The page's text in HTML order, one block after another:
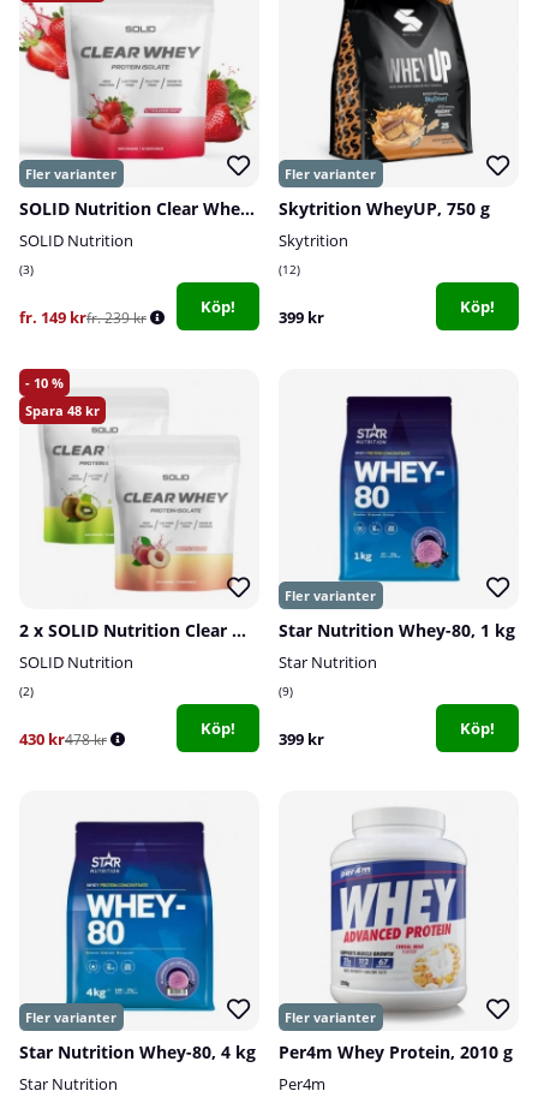
SOLID Nutrition Clear Whey, 300 g
SOLID Nutrition
3
fr. 149 krfr. 239 kr
Köp!
Skytrition WheyUP, 750 g
Skytrition
12
399 kr Köp!
10
48
2 x SOLID Nutrition Clear Whey, 300 g
SOLID Nutrition
2
430 kr478 kr
Köp!
Star Nutrition Whey-80, 1 kg
Star Nutrition
9
399 kr Köp!
Star Nutrition Whey-80, 4 kg
Star Nutrition
Per4m Whey Protein, 2010 g
Per4m